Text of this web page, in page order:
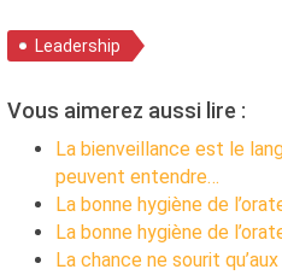
Leadership
Vous aimerez aussi lire :
La bienveillance est le
peuvent entendre…
La bonne hygiène de
La bonne hygiène de
La chance ne sourit